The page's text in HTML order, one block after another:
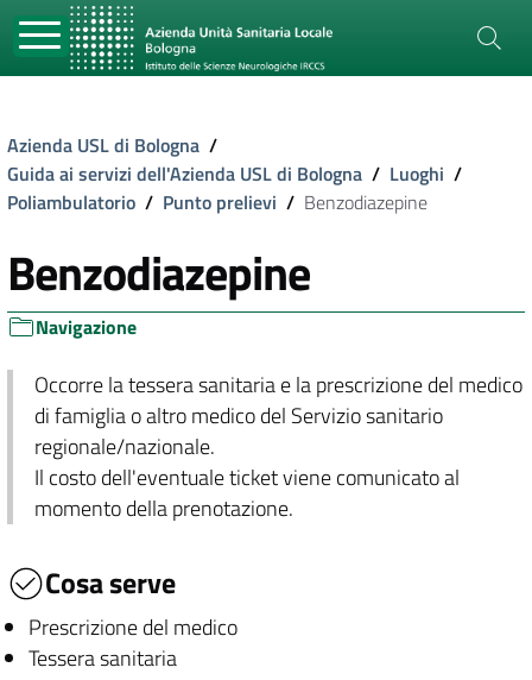
Azienda USL di Bologna /
Guida ai servizi dell'Azienda USL di Bologna / Luoghi /
Poliambulatorio / Punto prelievi / Benzodiazepine
Benzodiazepine
Navigazione
Occorre la tessera sanitaria e la prescrizione del medico
di famiglia o altro medico del Servizio sanitario
regionale/nazionale.
Il costo dell'eventuale ticket viene comunicato al
momento della prenotazione.
Cosa serve
Prescrizione del medico
Tessera sanitaria